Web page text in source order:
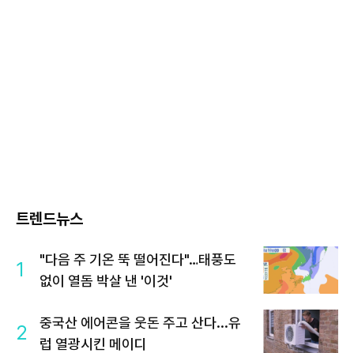
트렌드뉴스
1
"다음 주 기온 뚝 떨어진다"…태풍도
없이 열돔 박살 낸 '이것'
2
중국산 에어콘을 웃돈 주고 산다...유
럽 열광시킨 메이디